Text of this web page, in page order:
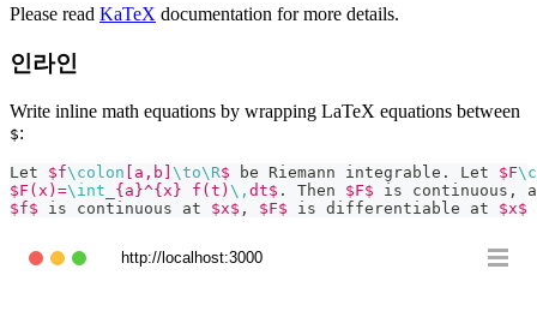
Please read KaTeX documentation for more details.
인라인
Write inline math equations by wrapping LaTeX equations between
$:
Let $f\colon [a,b] \to\R$ be Riemann integrable. Let $F
$F(x)=\int _{a}^{x} f(t) \, dt$ . Then $F$ is continuous,
$f$ is continuous at $x$ , $F$ is differentiable at $x$
http://localhost:3000